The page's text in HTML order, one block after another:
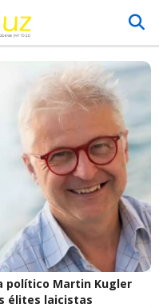
político Martin Kugler
élites laicistas